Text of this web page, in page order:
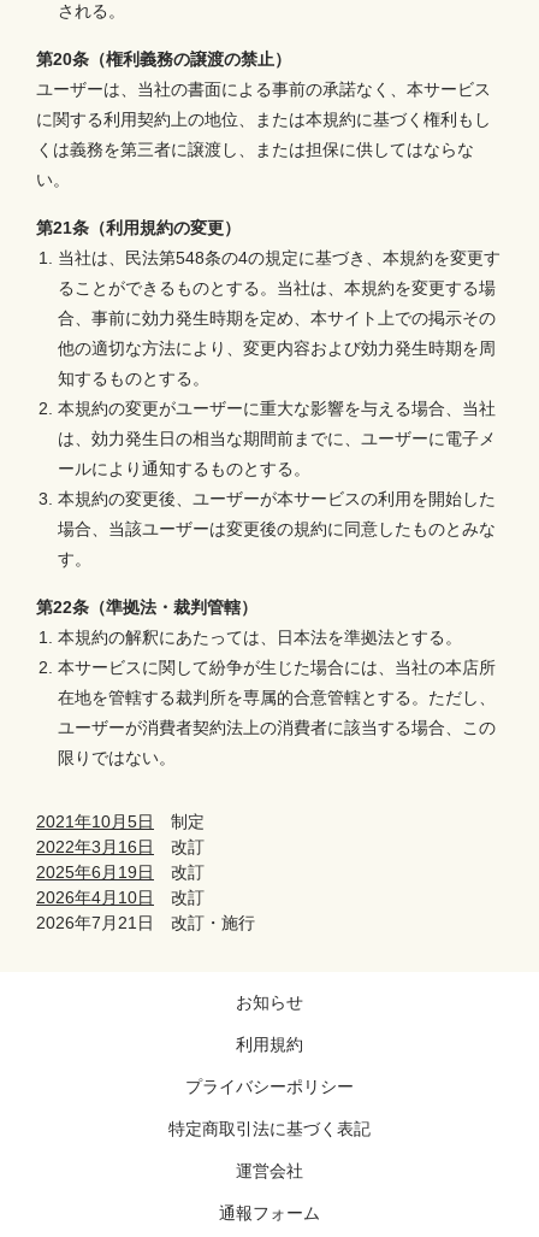
される。
第20条（権利義務の譲渡の禁止）
ユーザーは、当社の書面による事前の承諾なく、本サービス
に関する利用契約上の地位、または本規約に基づく権利もし
くは義務を第三者に譲渡し、または担保に供してはならな
い。
第21条（利用規約の変更）
当社は、民法第548条の4の規定に基づき、本規約を変更す
ることができるものとする。当社は、本規約を変更する場
合、事前に効力発生時期を定め、本サイト上での掲示その
他の適切な方法により、変更内容および効力発生時期を周
知するものとする。
本規約の変更がユーザーに重大な影響を与える場合、当社
は、効力発生日の相当な期間前までに、ユーザーに電子メ
ールにより通知するものとする。
本規約の変更後、ユーザーが本サービスの利用を開始した
場合、当該ユーザーは変更後の規約に同意したものとみな
す。
第22条（準拠法・裁判管轄）
本規約の解釈にあたっては、日本法を準拠法とする。
本サービスに関して紛争が生じた場合には、当社の本店所
在地を管轄する裁判所を専属的合意管轄とする。ただし、
ユーザーが消費者契約法上の消費者に該当する場合、この
限りではない。
2021年10月5日
制定
2022年3月16日
改訂
2025年6月19日
改訂
2026年4月10日
改訂
2026年7月21日 改訂・施行
お知らせ
利用規約
プライバシーポリシー
特定商取引法に基づく表記
運営会社
通報フォーム